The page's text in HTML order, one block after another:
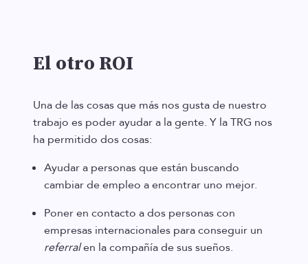
El otro ROI
Una de las cosas que más nos gusta de nuestro
trabajo es poder ayudar a la gente. Y la TRG nos
ha permitido dos cosas:
Ayudar a personas que están buscando
cambiar de empleo a encontrar uno mejor.
Poner en contacto a dos personas con
empresas internacionales para conseguir un
referralen la compañía de sus sueños.